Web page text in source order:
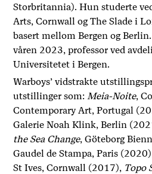
Storbritannia). Hun studerte
Arts, Cornwall og The Slade i
basert mellom Bergen og
våren 2023, professor ved
Universitetet i Bergen.
Warboys’ vidstrakte
utstillinger som: Meia-Noite,
Contemporary Art, Portugal
Galerie Noah Klink, Berlin
the Sea Change, Göteborg
Gaudel de Stampa, Paris
St Ives, Cornwall (2017), Topo